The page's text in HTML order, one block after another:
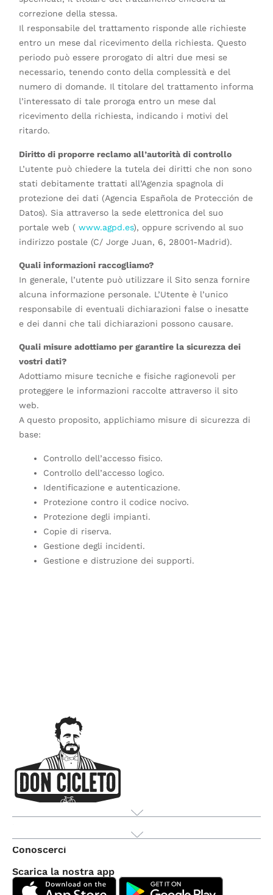
correzione della stessa.
Il responsabile del trattamento risponde alle richieste
entro un mese dal ricevimento della richiesta. Questo
periodo può essere prorogato di altri due mesi se
necessario, tenendo conto della complessità e del
numero di domande. Il titolare del trattamento informa
l’interessato di tale proroga entro un mese dal
ricevimento della richiesta, indicando i motivi del
ritardo.
Diritto di proporre reclamo all’autorità di controllo
L’utente può chiedere la tutela dei diritti che non sono
stati debitamente trattati all’Agenzia spagnola di
protezione dei dati (Agencia Española de Protección de
Datos). Sia attraverso la sede elettronica del suo
portale web ( www.agpd.es), oppure scrivendo al suo
indirizzo postale (C/ Jorge Juan, 6, 28001-Madrid).
Quali informazioni raccogliamo?
In generale, l’utente può utilizzare il Sito senza fornire
alcuna informazione personale. L’Utente è l’unico
responsabile di eventuali dichiarazioni false o inesatte
e dei danni che tali dichiarazioni possono causare.
Quali misure adottiamo per garantire la sicurezza dei
vostri dati?
Adottiamo misure tecniche e fisiche ragionevoli per
proteggere le informazioni raccolte attraverso il sito
web.
A questo proposito, applichiamo misure di sicurezza di
base:
Controllo dell’accesso fisico.
Controllo dell’accesso logico.
Identificazione e autenticazione.
Protezione contro il codice nocivo.
Protezione degli impianti.
Copie di riserva.
Gestione degli incidenti.
Gestione e distruzione dei supporti.
Conoscerci
Scarica la nostra app